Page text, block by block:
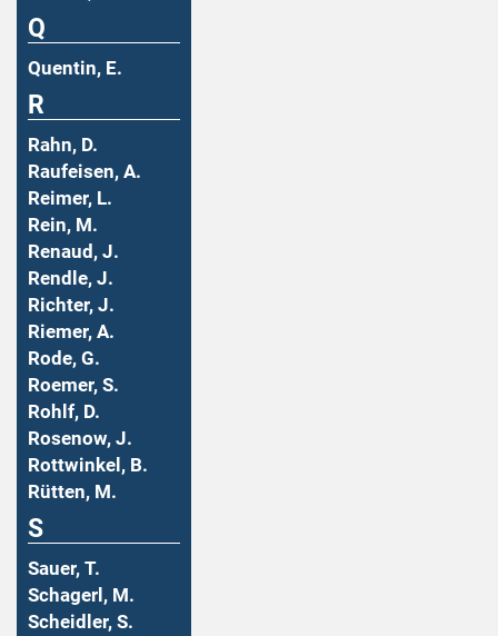
Q
Quentin, E.
R
Rahn, D.
Raufeisen, A.
Reimer, L.
Rein, M.
Renaud, J.
Rendle, J.
Richter, J.
Riemer, A.
Rode, G.
Roemer, S.
Rohlf, D.
Rosenow, J.
Rottwinkel, B.
Rütten, M.
S
Sauer, T.
Schagerl, M.
Scheidler, S.